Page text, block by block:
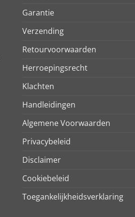
Garantie
Verzending
Retourvoorwaarden
Herroepingsrecht
Klachten
Handleidingen
Algemene Voorwaarden
Privacybeleid
Disclaimer
Cookiebeleid
Toegankelijkheidsverklaring